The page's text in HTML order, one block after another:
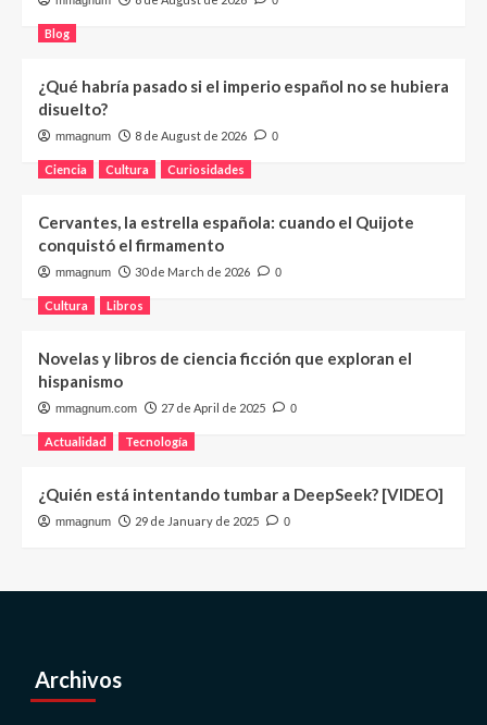
Blog
¿Qué habría pasado si el imperio español no se hubiera
disuelto?
mmagnum 8 de August de 2026 0
Ciencia Cultura Curiosidades
Cervantes, la estrella española: cuando el Quijote
conquistó el firmamento
mmagnum 30 de March de 2026 0
Cultura Libros
Novelas y libros de ciencia ficción que exploran el
hispanismo
mmagnum.com 27 de April de 2025 0
Actualidad Tecnología
¿Quién está intentando tumbar a DeepSeek? [VIDEO]
mmagnum 29 de January de 2025 0
Archivos